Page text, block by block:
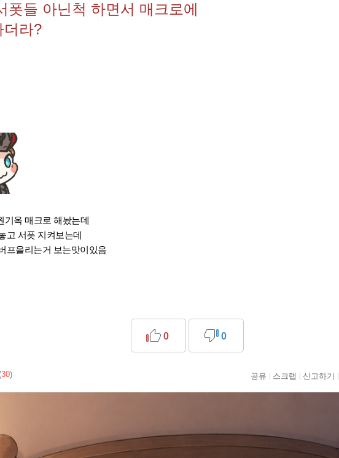
폿들 아닌척 하면서 매크로에
더라?
기옥 매크로 해놨는데
고 서폿 지켜보는데
프올리는거 보는맛이있음
30)
0 0
공유 스크랩 신고하기